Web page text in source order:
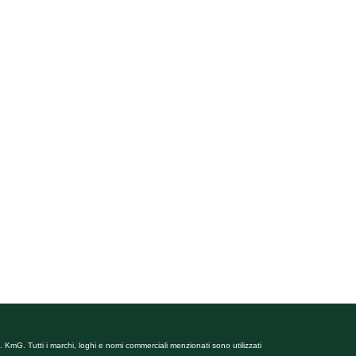
Tutti i marchi, loghi e nomi commerciali menzionati sono utilizzati